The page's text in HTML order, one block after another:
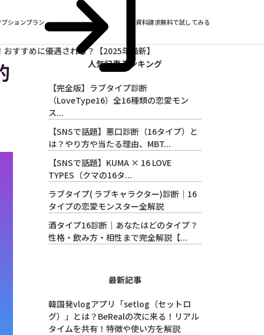
ションプラン 資料請求無料で試してみる
すすめに優遇される？【2025年最新】
人気記事ランキング
【完全版】ラブタイプ診断
（LoveType16）全16種類の恋愛モン
ス...
【SNSで話題】悪口診断（16タイプ）と
は？やり方や当たる理由、MBT...
【SNSで話題】KUMA × 16 LOVE
TYPES（クマの16タ...
ラブタイプ( ラブキャラクター)診断｜16
タイプの恋愛モンスター全解説
酒タイプ16診断｜あなたはどのタイプ？
性格・飲み方・相性まで完全解説【...
最新記事
韓国発vlogアプリ「setlog（セットロ
グ）」とは？BeRealの次に来る！リアル
タイムを共有！特徴や使い方を解説